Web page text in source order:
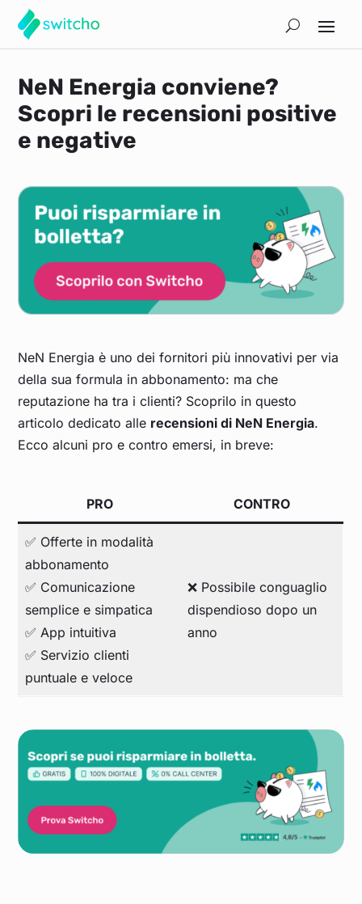
NeN Energia conviene?
Scopri le recensioni positive
e negative
NeN Energia è uno dei fornitori più innovativi per via
della sua formula in abbonamento: ma che
reputazione ha tra i clienti? Scoprilo in questo
articolo dedicato alle recensioni di NeN Energia.
Ecco alcuni pro e contro emersi, in breve:
PRO CONTRO
✅ Offerte in modalità
abbonamento
✅ Comunicazione
semplice e simpatica
✅ App intuitiva
✅ Servizio clienti
puntuale e veloce
❌ Possibile conguaglio
dispendioso dopo un
anno